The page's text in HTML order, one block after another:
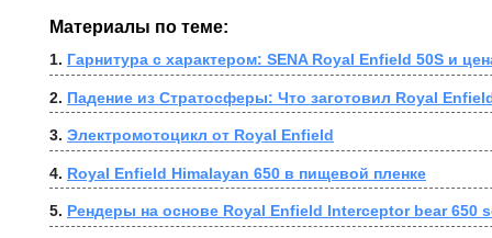
Материалы по теме:
1. Гарнитура с характером: SENA Royal Enfield 50S и
2. Падение из Стратосферы: Что заготовил Royal
3. Электромотоцикл от Royal Enfield
4. Royal Enfield Himalayan 650 в пищевой пленке
5. Рендеры на основе Royal Enfield Interceptor bear 650